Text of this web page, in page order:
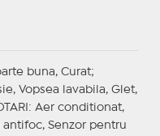
buna, Curat;
Vopsea lavabila, Glet,
: Aer conditionat,
antifoc, Senzor pentru